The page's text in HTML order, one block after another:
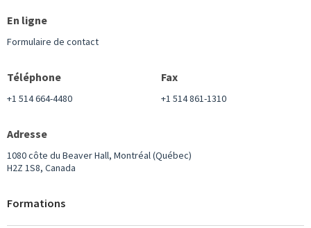
En ligne
Formulaire de contact
Téléphone
+1 514 664-4480
Fax
+1 514 861-1310
Adresse
1080 côte du Beaver Hall, Montréal (Québec)
H2Z 1S8, Canada
Formations